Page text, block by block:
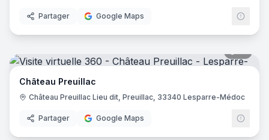
Partager Google Maps
Château Preuillac
Château Preuillac Lieu dit, Preuillac, 33340 Lesparre-Médoc
Partager Google Maps